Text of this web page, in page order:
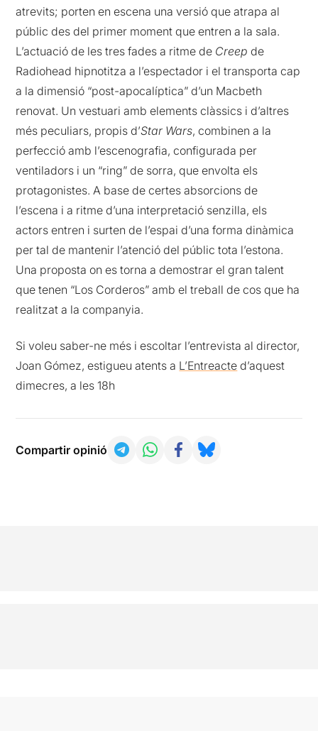
atrevits; porten en escena una versió que atrapa al
públic des del primer moment que entren a la sala.
L’actuació de les tres fades a ritme de Creep de
Radiohead hipnotitza a l’espectador i el transporta cap
a la dimensió “post-apocalíptica” d’un Macbeth
renovat. Un vestuari amb elements clàssics i d’altres
més peculiars, propis d’Star Wars, combinen a la
perfecció amb l’escenografia, configurada per
ventiladors i un “ring” de sorra, que envolta els
protagonistes. A base de certes absorcions de
l’escena i a ritme d’una interpretació senzilla, els
actors entren i surten de l’espai d’una forma dinàmica
per tal de mantenir l’atenció del públic tota l’estona.
Una proposta on es torna a demostrar el gran talent
que tenen “Los Corderos” amb el treball de cos que ha
realitzat a la companyia.
Si voleu saber-ne més i escoltar l’entrevista al director,
Joan Gómez, estigueu atents a L’Entreacte d’aquest
dimecres, a les 18h
Compartir opinió